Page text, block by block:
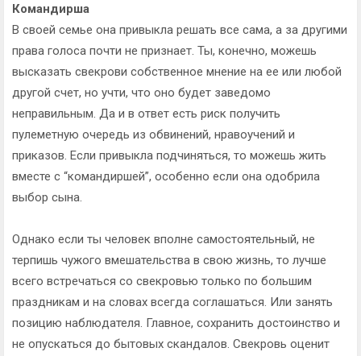
Командирша
В своей семье она привыкла решать все сама, а за другими
права голоса почти не признает. Ты, конечно, можешь
высказать свекрови собственное мнение на ее или любой
другой счет, но учти, что оно будет заведомо
неправильным. Да и в ответ есть риск получить
пулеметную очередь из обвинений, нравоучений и
приказов. Если привыкла подчиняться, то можешь жить
вместе с “командиршей”, особенно если она одобрила
выбор сына.
Однако если ты человек вполне самостоятельный, не
терпишь чужого вмешательства в свою жизнь, то лучше
всего встречаться со свекровью только по большим
праздникам и на словах всегда соглашаться. Или занять
позицию наблюдателя. Главное, сохранить достоинство и
не опускаться до бытовых скандалов. Свекровь оценит